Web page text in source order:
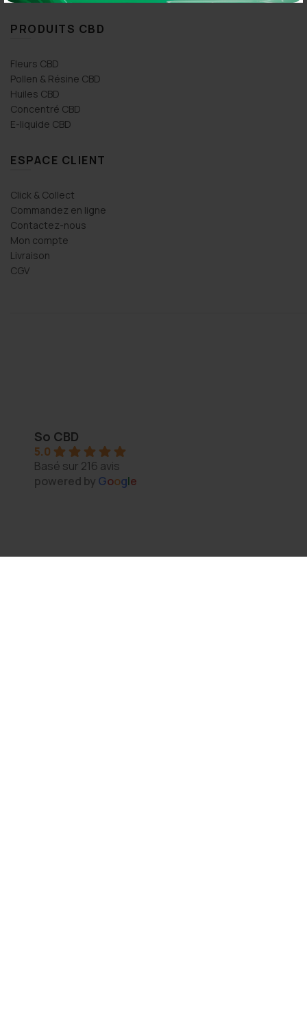
PRODUITS CBD
Fleurs CBD
Pollen & Résine CBD
Huiles CBD
Concentré CBD
E-liquide CBD
ESPACE CLIENT
Click & Collect
Commandez en ligne
Contactez-nous
Mon compte
Livraison
CGV
So CBD
5.0
Basé sur 216 avis
powered by Google
Magasin au top, bonne variété et vendeur généreux
N'hésitez pas à y aller vous y trouverez de qualité